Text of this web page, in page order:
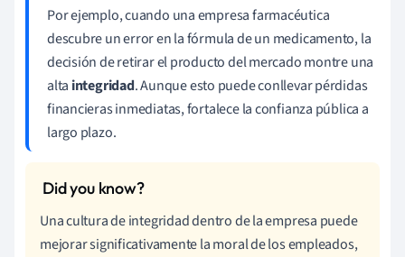
Por ejemplo, cuando una empresa farmacéutica
descubre un error en la fórmula de un medicamento, la
decisión de retirar el producto del mercado montre una
alta integridad. Aunque esto puede conllevar pérdidas
financieras inmediatas, fortalece la confianza pública a
largo plazo.
Una cultura de integridad dentro de la empresa puede
mejorar significativamente la moral de los empleados,